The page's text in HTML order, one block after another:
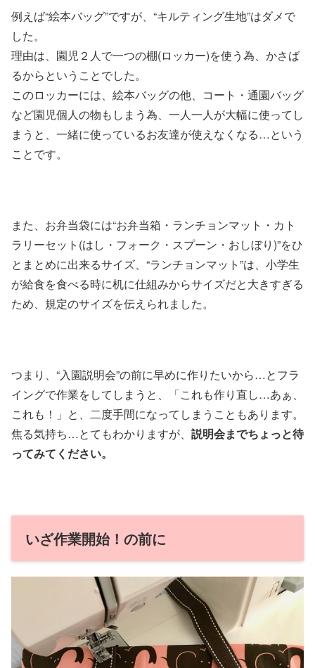
例えば“絵本バッグ”ですが、“キルティング生地”はダメで
した。
理由は、園児２人で一つの棚(ロッカー)を使う為、かさば
るからということでした。
このロッカーには、絵本バッグの他、コート・通園バッグ
など園児個人の物もしまう為、一人一人が大幅に使ってし
まうと、一緒に使っているお友達が使えなくなる…という
ことです。
また、お弁当袋には“お弁当箱・ランチョンマット・カト
ラリーセット(はし・フォーク・スプーン・おしぼり)”をひ
とまとめに出来るサイズ、“ランチョンマット”は、小学生
が給食を食べる時に机に仕組みからサイズだと大きすぎる
ため、規定のサイズを伝えられました。
つまり、“入園説明会”の前に早めに作りたいから…とフラ
イングで作業をしてしまうと、「これも作り直し…あぁ、
これも！」と、二度手間になってしまうこともあります。
焦る気持ち…とてもわかりますが、 説明会までちょっと待
ってみてください。
いざ作業開始！の前に